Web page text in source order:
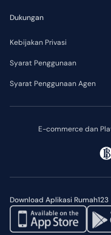
E-commerce dan
Download Aplikasi Rumah123
Dukungan
Kebijakan Privasi
Syarat Penggunaan
Syarat Penggunaan Agen